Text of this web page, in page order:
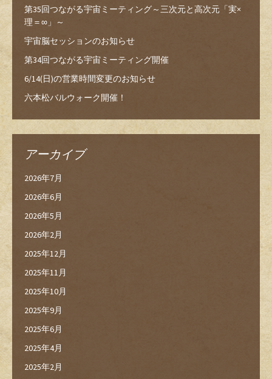
第35回つながる宇宙ミーティング～三次元と高次元「実×
理＝∞」～
宇宙脳セッションのお知らせ
第34回つながる宇宙ミーティング開催
6/14(日)の営業時間変更のお知らせ
六本松バルウォーク開催！
アーカイブ
2026年7月
2026年6月
2026年5月
2026年2月
2025年12月
2025年11月
2025年10月
2025年9月
2025年6月
2025年4月
2025年2月